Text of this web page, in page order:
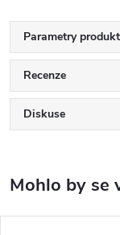
Parametry
Recenze
Diskuse